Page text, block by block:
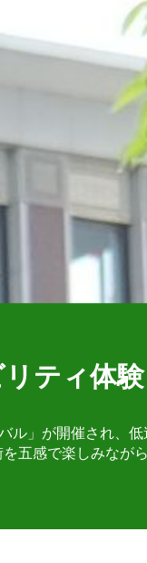
ティ体験
ル」が開催され、
五感で楽しみなが